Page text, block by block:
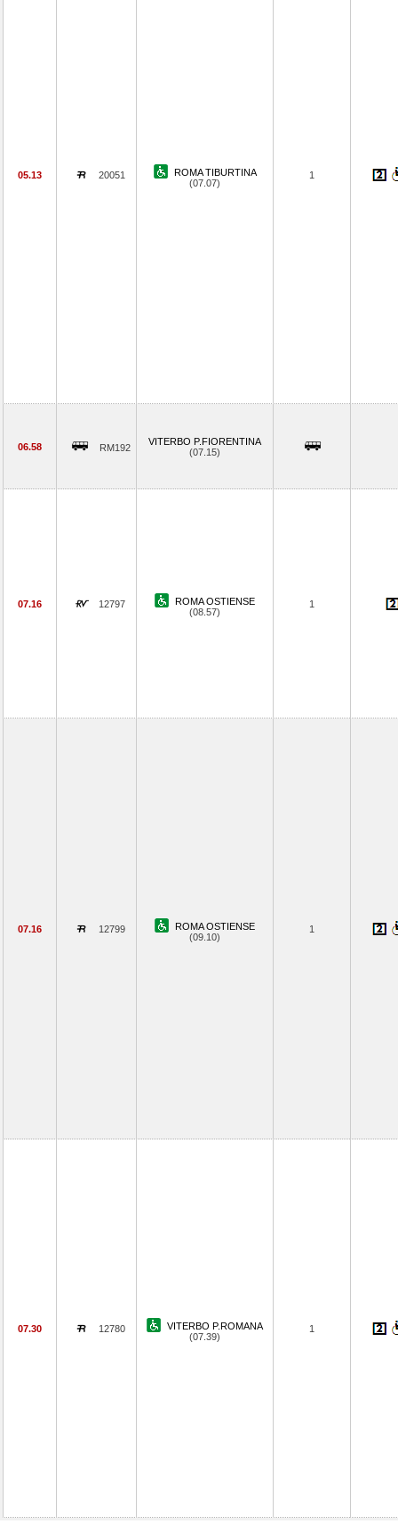
05.13 20051
ROMA TIBURTINA
(07.07)
1
06.58 RM192
VITERBO P.FIORENTINA
(07.15)
07.16 12797
ROMA OSTIENSE
(08.57)
1
07.16 12799
ROMA OSTIENSE
(09.10)
1
07.30 12780
VITERBO P.ROMANA
(07.39)
1